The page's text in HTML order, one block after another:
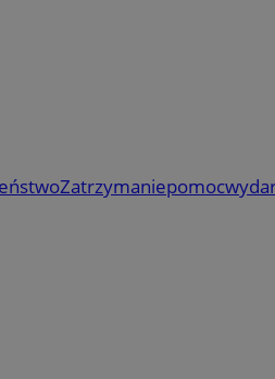
Zatrzymaniepomoc